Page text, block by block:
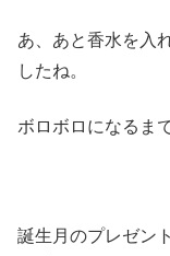
あ、あと香水を入
したね。
ボロボロになるま
誕生月のプレゼン